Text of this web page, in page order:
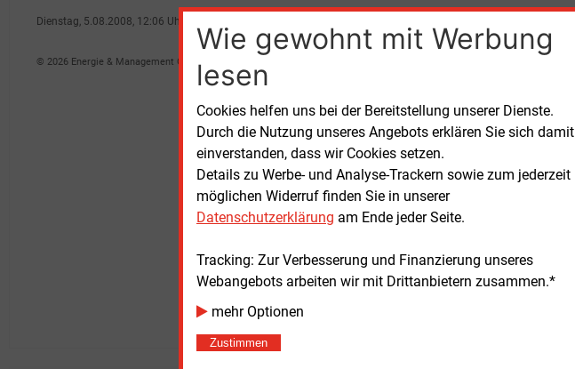
Wie gewohnt mit Werbung
lesen
Cookies helfen uns bei der Bereitstellung unserer Dienste.
Durch die Nutzung unseres Angebots erklären Sie sich damit
einverstanden, dass wir Cookies setzen.
Details zu Werbe- und Analyse-Trackern sowie zum jederzeit
möglichen Widerruf finden Sie in unserer
Datenschutzerklärung am Ende jeder Seite.
Tracking: Zur Verbesserung und Finanzierung unseres
Webangebots arbeiten wir mit Drittanbietern zusammen.*
mehr Optionen
Zustimmen
Dienstag, 5.08.2008, 12:06 Uhr
© 2026 Energie & Management GmbH